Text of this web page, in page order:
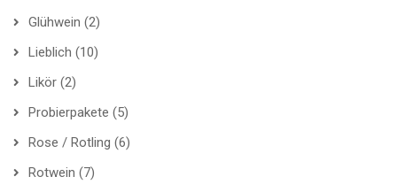
Glühwein (2)
Lieblich (10)
Likör (2)
Probierpakete (5)
Rose / Rotling (6)
Rotwein (7)